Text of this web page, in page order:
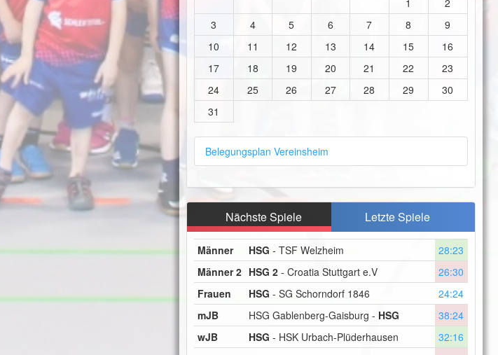
3
4 5 6 7 8
9
10
11 12 13 14 15
16
17
18 19 20 21 22
23
24
25 26 27 28 29
30
31
Belegungsplan Vereinsheim
Nächste Spiele Letzte Spiele
Männer HSG - TSF Welzheim
28:23
Männer 2 HSG 2- Croatia Stuttgart e.V
26:30
Frauen
HSG - SG Schorndorf 1846
24:24
mJB
HSG Gablenberg-Gaisburg - HSG
38:24
wJB
HSG - HSK Urbach-Plüderhausen
32:16